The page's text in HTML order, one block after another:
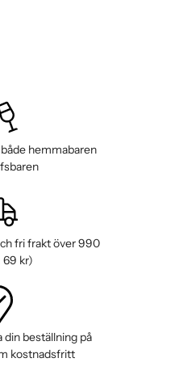
hemmabaren
fri frakt över 990
69 kr)
din beställning på
kostnadsfritt